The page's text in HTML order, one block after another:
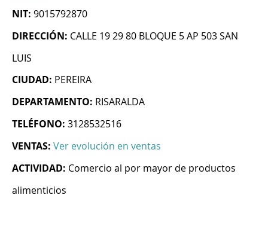
NIT: 9015792870
DIRECCIÓN: CALLE 19 29 80 BLOQUE 5 AP 503 SAN
LUIS
CIUDAD: PEREIRA
DEPARTAMENTO: RISARALDA
TELÉFONO: 3128532516
VENTAS: Ver evolución en ventas
ACTIVIDAD: Comercio al por mayor de productos
alimenticios